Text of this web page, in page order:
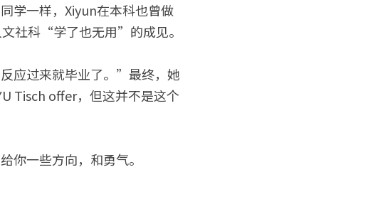
学一样，Xiyun在本科也曾做
社科“学了也无用”的成见。
应过来就毕业了。”最终，她
Tisch offer，但这并不是这个
你一些方向，和勇气。